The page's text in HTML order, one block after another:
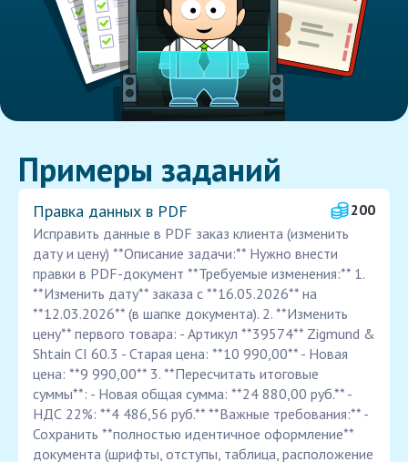
Примеры заданий
Правка данных в PDF
200
Исправить данные в PDF заказ клиента (изменить
дату и цену) **Описание задачи:** Нужно внести
правки в PDF-документ **Требуемые изменения:** 1.
**Изменить дату** заказа с **16.05.2026** на
**12.03.2026** (в шапке документа). 2. **Изменить
цену** первого товара: - Артикул **39574** Zigmund &
Shtain CI 60.3 - Старая цена: **10 990,00** - Новая
цена: **9 990,00** 3. **Пересчитать итоговые
суммы**: - Новая общая сумма: **24 880,00 руб.** -
НДС 22%: **4 486,56 руб.** **Важные требования:** -
Сохранить **полностью идентичное оформление**
документа (шрифты, отступы, таблица, расположение